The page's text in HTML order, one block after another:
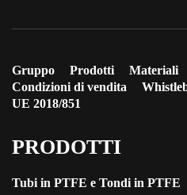
Gruppo Prodotti Materiali
Condizioni di vendita
UE 2018/851
PRODOTTI
Tubi in PTFE e Tondi in PTFE